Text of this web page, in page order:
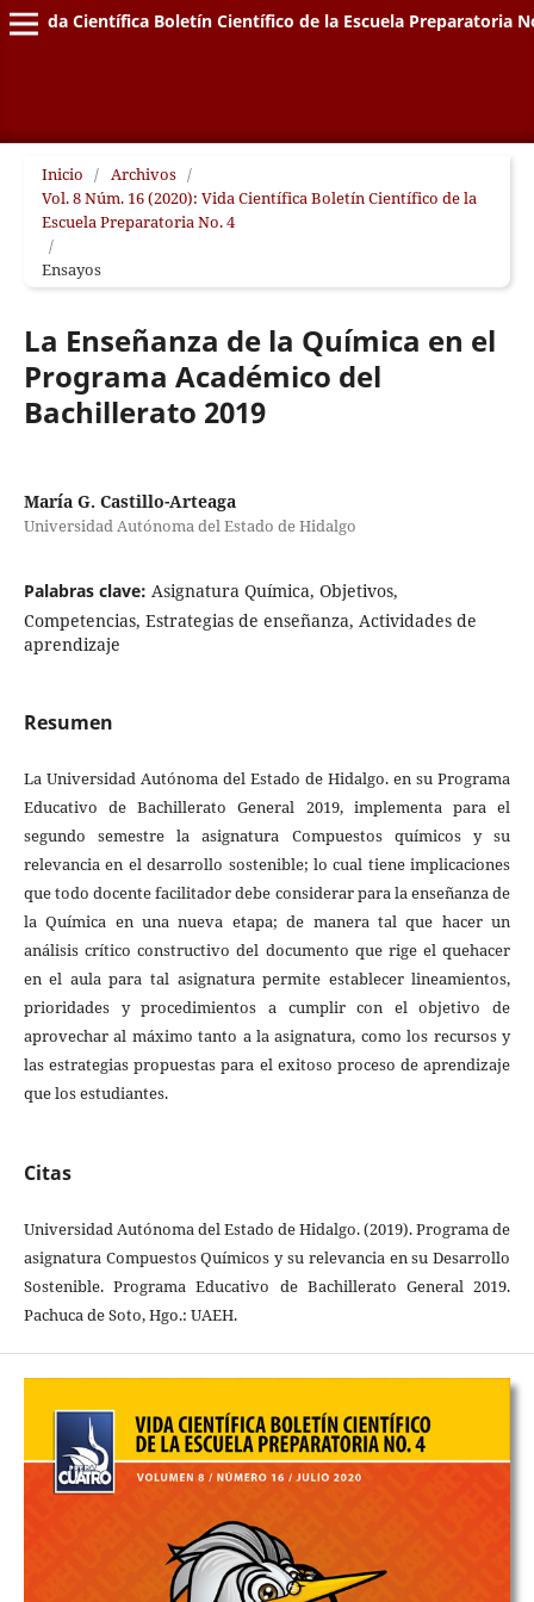
Vida Científica Boletín Científico de la Escuela Preparatoria
Inicio / Archivos /
Vol. 8 Núm. 16 (2020): Vida Científica Boletín Científico de la
Escuela Preparatoria No. 4
/
Ensayos
La Enseñanza de la Química en el
Programa Académico del
Bachillerato 2019
María G. Castillo-Arteaga
Universidad Autónoma del Estado de Hidalgo
Palabras clave: Asignatura Química, Objetivos,
Competencias, Estrategias de enseñanza, Actividades de
aprendizaje
Resumen
La Universidad Autónoma del Estado de Hidalgo. en su Programa
Educativo de Bachillerato General 2019, implementa para el
segundo semestre la asignatura Compuestos químicos y su
relevancia en el desarrollo sostenible; lo cual tiene implicaciones
que todo docente facilitador debe considerar para la enseñanza de
la Química en una nueva etapa; de manera tal que hacer un
análisis crítico constructivo del documento que rige el quehacer
en el aula para tal asignatura permite establecer lineamientos,
prioridades y procedimientos a cumplir con el objetivo de
aprovechar al máximo tanto a la asignatura, como los recursos y
las estrategias propuestas para el exitoso proceso de aprendizaje
que los estudiantes.
Citas
Universidad Autónoma del Estado de Hidalgo. (2019). Programa de
asignatura Compuestos Químicos y su relevancia en su Desarrollo
Sostenible. Programa Educativo de Bachillerato General 2019.
Pachuca de Soto, Hgo.: UAEH.